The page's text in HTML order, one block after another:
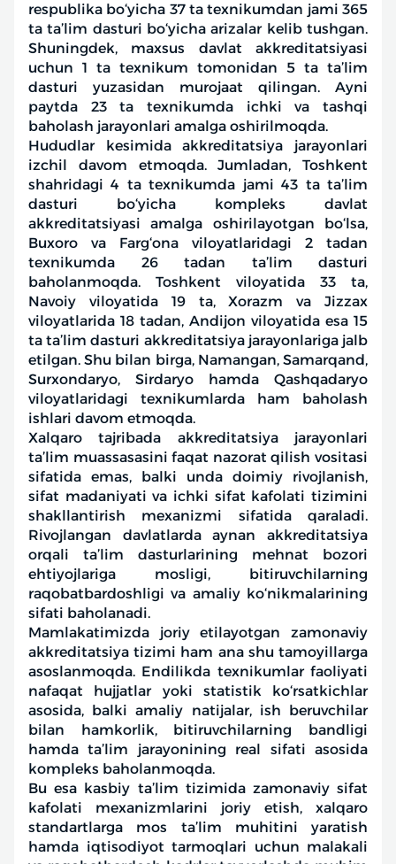
respublika bo‘yicha 37 ta texnikumdan jami 365
ta ta’lim dasturi bo‘yicha arizalar kelib tushgan.
Shuningdek, maxsus davlat akkreditatsiyasi
uchun 1 ta texnikum tomonidan 5 ta ta’lim
dasturi yuzasidan murojaat qilingan. Ayni
paytda 23 ta texnikumda ichki va tashqi
baholash jarayonlari amalga oshirilmoqda.
Hududlar kesimida akkreditatsiya jarayonlari
izchil davom etmoqda. Jumladan, Toshkent
shahridagi 4 ta texnikumda jami 43 ta ta’lim
dasturi bo‘yicha kompleks davlat
akkreditatsiyasi amalga oshirilayotgan bo‘lsa,
Buxoro va Farg‘ona viloyatlaridagi 2 tadan
texnikumda 26 tadan ta’lim dasturi
baholanmoqda. Toshkent viloyatida 33 ta,
Navoiy viloyatida 19 ta, Xorazm va Jizzax
viloyatlarida 18 tadan, Andijon viloyatida esa 15
ta ta’lim dasturi akkreditatsiya jarayonlariga jalb
etilgan. Shu bilan birga, Namangan, Samarqand,
Surxondaryo, Sirdaryo hamda Qashqadaryo
viloyatlaridagi texnikumlarda ham baholash
ishlari davom etmoqda.
Xalqaro tajribada akkreditatsiya jarayonlari
ta’lim muassasasini faqat nazorat qilish vositasi
sifatida emas, balki unda doimiy rivojlanish,
sifat madaniyati va ichki sifat kafolati tizimini
shakllantirish mexanizmi sifatida qaraladi.
Rivojlangan davlatlarda aynan akkreditatsiya
orqali ta’lim dasturlarining mehnat bozori
ehtiyojlariga mosligi, bitiruvchilarning
raqobatbardoshligi va amaliy ko‘nikmalarining
sifati baholanadi.
Mamlakatimizda joriy etilayotgan zamonaviy
akkreditatsiya tizimi ham ana shu tamoyillarga
asoslanmoqda. Endilikda texnikumlar faoliyati
nafaqat hujjatlar yoki statistik ko‘rsatkichlar
asosida, balki amaliy natijalar, ish beruvchilar
bilan hamkorlik, bitiruvchilarning bandligi
hamda ta’lim jarayonining real sifati asosida
kompleks baholanmoqda.
Bu esa kasbiy ta’lim tizimida zamonaviy sifat
kafolati mexanizmlarini joriy etish, xalqaro
standartlarga mos ta’lim muhitini yaratish
hamda iqtisodiyot tarmoqlari uchun malakali